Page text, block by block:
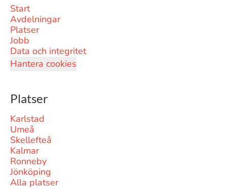
Start
Avdelningar
Platser
Jobb
Data och integritet
Hantera cookies
Platser
Karlstad
Umeå
Skellefteå
Kalmar
Ronneby
Jönköping
Alla platser